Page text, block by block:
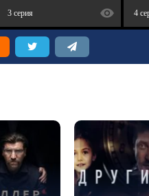
3 серия 4